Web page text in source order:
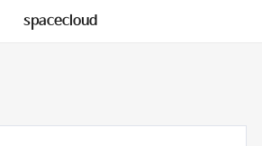
spacecloud